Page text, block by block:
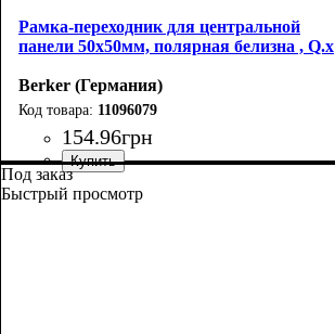
Рамка-переходник для центральной
панели 50х50мм, полярная белизна , Q.х
Berker (Германия)
11096079
154.96грн
Тип электрофурнитуры
Серия: Q.х
Цвет: Полярная белизна
Под заказ
Быстрый просмотр